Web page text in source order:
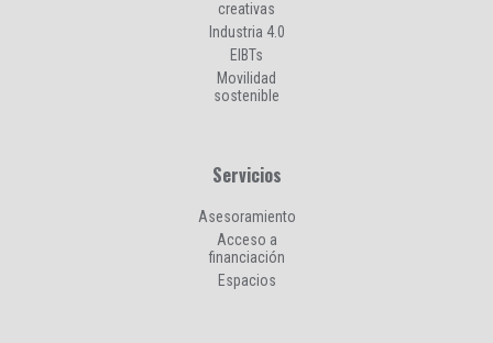
creativas
Industria 4.0
EIBTs
Movilidad
sostenible
Servicios
Asesoramiento
Acceso a
financiación
Espacios